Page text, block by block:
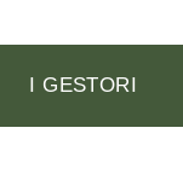
I GESTORI